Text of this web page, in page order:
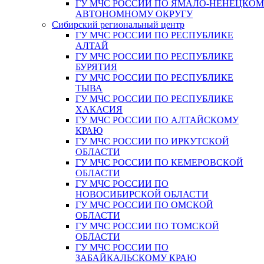
ГУ МЧС РОССИИ ПО ЯМАЛО-
АВТОНОМНОМУ ОКРУГУ
Сибирский региональный центр
ГУ МЧС РОССИИ ПО РЕСПУБЛИКЕ
АЛТАЙ
ГУ МЧС РОССИИ ПО РЕСПУБЛИКЕ
БУРЯТИЯ
ГУ МЧС РОССИИ ПО РЕСПУБЛИКЕ
ТЫВА
ГУ МЧС РОССИИ ПО РЕСПУБЛИКЕ
ХАКАСИЯ
ГУ МЧС РОССИИ ПО АЛТАЙСКОМУ
КРАЮ
ГУ МЧС РОССИИ ПО ИРКУТСКОЙ
ОБЛАСТИ
ГУ МЧС РОССИИ ПО КЕМЕРОВСКОЙ
ОБЛАСТИ
ГУ МЧС РОССИИ ПО
НОВОСИБИРСКОЙ ОБЛАСТИ
ГУ МЧС РОССИИ ПО ОМСКОЙ
ОБЛАСТИ
ГУ МЧС РОССИИ ПО ТОМСКОЙ
ОБЛАСТИ
ГУ МЧС РОССИИ ПО
ЗАБАЙКАЛЬСКОМУ КРАЮ